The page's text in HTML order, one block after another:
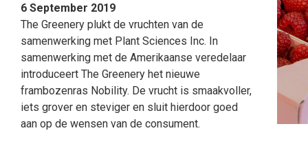
6 September 2019
The Greenery plukt de vruchten van de
samenwerking met Plant Sciences Inc. In
samenwerking met de Amerikaanse veredelaar
introduceert The Greenery het nieuwe
frambozenras Nobility. De vrucht is smaakvoller,
iets grover en steviger en sluit hierdoor goed
aan op de wensen van de consument.